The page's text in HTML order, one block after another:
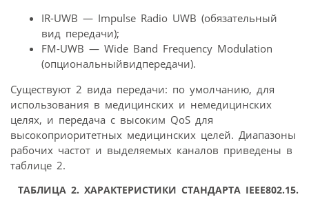
IR-UWB — Impulse Radio UWB (обязательный
вид передачи);
FM-UWB — Wide Band Frequency Modulation
(опциональныйвидпередачи).
Существуют 2 вида передачи: по умолчанию, для
использования в медицинских и немедицинских
целях, и передача с высоким QoS для
высокоприоритетных медицинских целей. Диапазоны
рабочих частот и выделяемых каналов приведены в
таблице 2.
ТАБЛИЦА 2. ХАРАКТЕРИСТИКИ СТАНДАРТА IEEE802.15.6.